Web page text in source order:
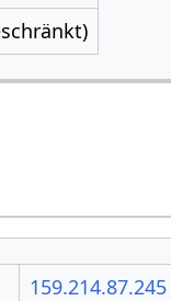
159.214.87.245